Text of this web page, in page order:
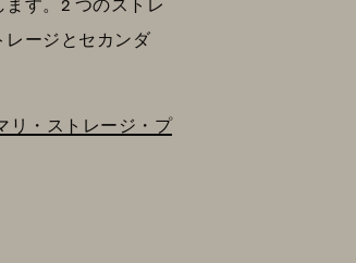
ージとセカンダ
リ・ストレージ・プ